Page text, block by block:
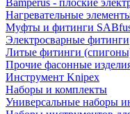
Bamperus - плоские
Нагревательные
Муфты и фитинги
Электросварные фитинги
Литые фитинги
Прочие фасонные
Инструмент Knipex
Наборы и комплекты
Универсальные наборы